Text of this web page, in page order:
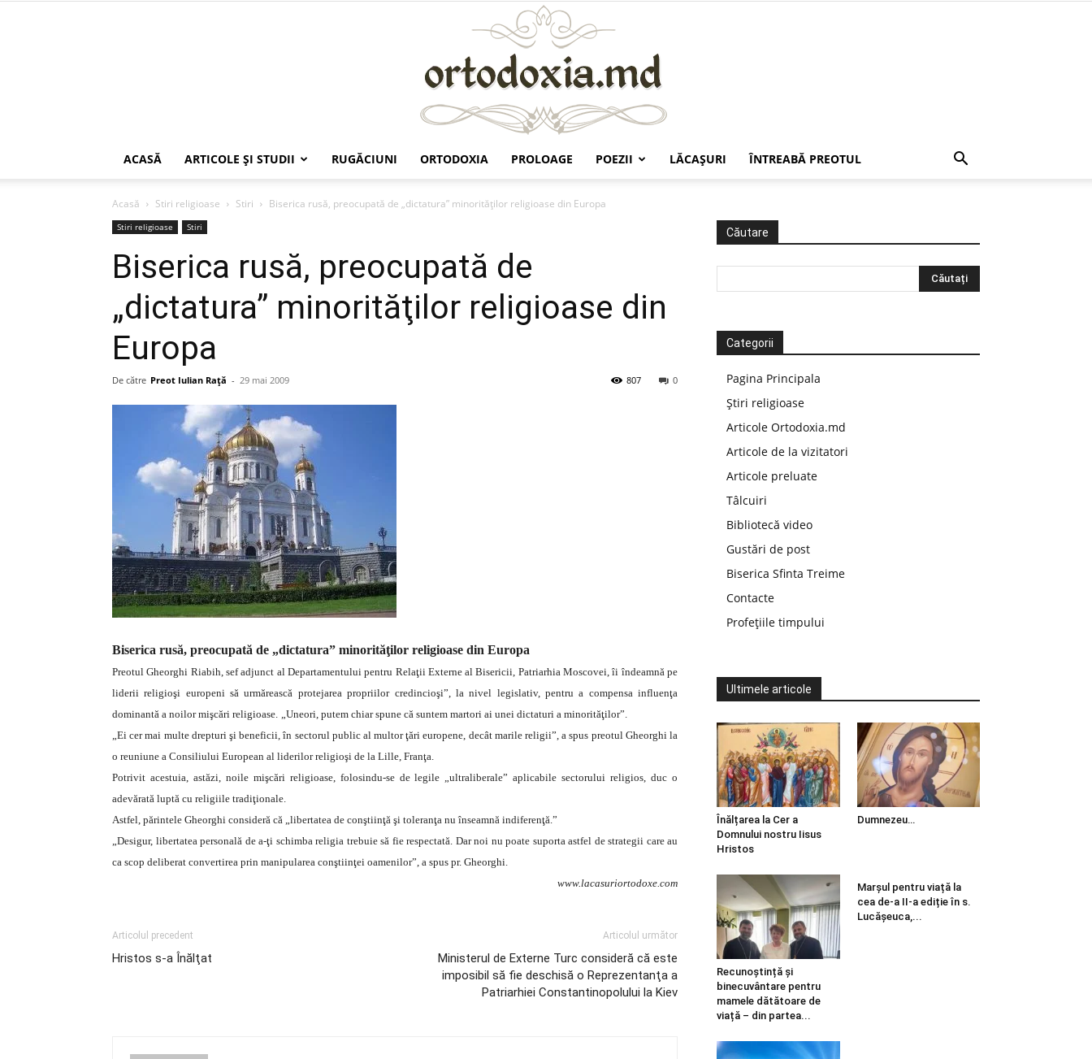
ACASĂ ARTICOLE ŞI STUDII RUGĂCIUNI ORTODOXIA PROLOAGE POEZII LĂCAŞURI ÎNTREABĂ PREOTUL
Acasă Stiri religioase Stiri Biserica rusă, preocupată de „dictatura” minorităţilor religioase din Europa
Stiri religioase Stiri
Biserica rusă, preocupată de
„dictatura” minorităţilor religioase din
Europa
De către Preot Iulian Raţă - 29 mai 2009 0
807
Biserica rusă, preocupată de „dictatura” minorităţilor religioase din Europa
Preotul Gheorghi Riabih, sef adjunct al Departamentului pentru Relaţii Externe al Bisericii, Patriarhia Moscovei, îi îndeamnă pe
liderii religioşi europeni să urmărească protejarea propriilor credincioşi”, la nivel legislativ, pentru a compensa influenţa
dominantă a noilor mişcări religioase. „Uneori, putem chiar spune că suntem martori ai unei dictaturi a minorităţilor”.
„Ei cer mai multe drepturi şi beneficii, în sectorul public al multor ţări europene, decât marile religii”, a spus preotul Gheorghi la
o reuniune a Consiliului European al liderilor religioşi de la Lille, Franţa.
Potrivit acestuia, astăzi, noile mişcări religioase, folosindu-se de legile „ultraliberale” aplicabile sectorului religios, duc o
adevărată luptă cu religiile tradiţionale.
Astfel, părintele Gheorghi consideră că „libertatea de conştiinţă şi toleranţa nu înseamnă indiferenţă.”
„Desigur, libertatea personală de a-ţi schimba religia trebuie să fie respectată. Dar noi nu poate suporta astfel de strategii care au
ca scop deliberat convertirea prin manipularea conştiinţei oamenilor”, a spus pr. Gheorghi.
www.lacasuriortodoxe.com
Articolul precedent
Hristos s-a Înălţat
Articolul următor
Ministerul de Externe Turc consideră că este
imposibil să fie deschisă o Reprezentanţa a
Patriarhiei Constantinopolului la Kiev
Căutare
Categorii
Pagina Principala
Știri religioase
Articole Ortodoxia.md
Articole de la vizitatori
Articole preluate
Tâlcuiri
Bibliotecă video
Gustări de post
Biserica Sfinta Treime
Contacte
Profețiile timpului
Ultimele articole
Înălțarea la Cer a
Domnului nostru Iisus
Hristos
Dumnezeu…
Recunoștință și
binecuvântare pentru
mamele dătătoare de
viață – din partea...
Marșul pentru viață la
cea de-a II-a ediție în s.
Lucășeuca,...